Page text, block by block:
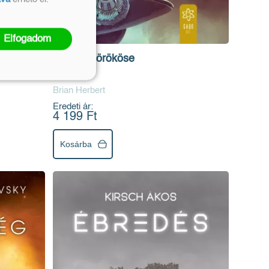
Caladan örököse
Brian Herbert
Eredeti ár:
4 199 Ft
Kosárba
Elfogadom